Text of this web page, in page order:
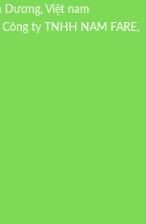
Dương, Việt nam
ty TNHH NAM FARE,